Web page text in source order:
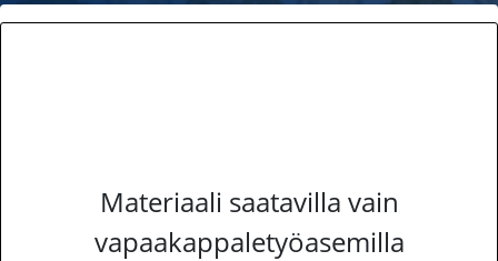
Materiaali saatavilla vain
vapaakappaletyöasemilla